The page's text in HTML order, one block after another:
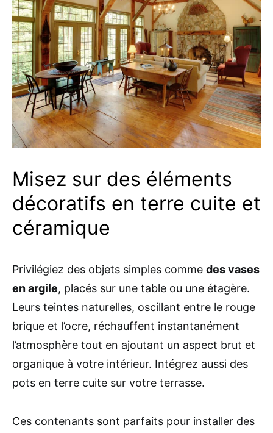
Misez sur des éléments
décoratifs en terre cuite et
céramique
Privilégiez des objets simples comme des vases
en argile, placés sur une table ou une étagère.
Leurs teintes naturelles, oscillant entre le rouge
brique et l’ocre, réchauffent instantanément
l’atmosphère tout en ajoutant un aspect brut et
organique à votre intérieur. Intégrez aussi des
pots en terre cuite sur votre terrasse.
Ces contenants sont parfaits pour installer des